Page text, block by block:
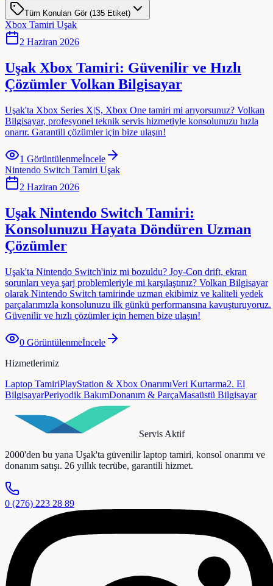
Tüm Konuları Gör (135 Etiket)
Xbox Tamiri Uşak
2 Haziran 2026
Uşak Xbox Tamiri: Güvenilir ve Hızlı
Çözümler Volkan Bilgisayar
Uşak'ta Xbox Series X|S, Xbox One tamiri mi arıyorsunuz? Volkan
Bilgisayar, profesyonel teknik servis hizmetiyle konsolunuzu hızla
onarır. Garantili çözümler için bize ulaşın!
1 Görüntülenmeİncele
Nintendo Switch Tamiri Uşak
2 Haziran 2026
Uşak Nintendo Switch Tamiri:
Konsolunuzu Hayata Döndüren Uzman
Çözümler
Uşak'ta Nintendo Switch'iniz mi bozuldu? Joy-Con drift, ekran
sorunları veya şarj problemleriyle mi karşılaştınız? Volkan Bilgisayar
olarak Nintendo Switch tamirinde uzman ekibimiz ve kaliteli yedek
parçalarımızla konsolunuzu ilk günkü performansına kavuşturuyoruz.
Güvenilir ve hızlı çözümler için hemen bize ulaşın!
0 Görüntülenmeİncele
Hizmetlerimiz
Laptop TamiriPlayStation & Xbox OnarımıVeri Kurtarma2. El
BilgisayarPeriyodik BakımDonanım & ParçaMasaüstü Bilgisayar
Servis Aktif
2000'den bu yana Uşak'ta güvenilir laptop tamiri, konsol onarımı ve
donanım satışı. 26 yıllık tecrübe, garantili hizmet.
0 (276) 223 28 89